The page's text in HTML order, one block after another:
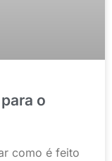
o
como é feito